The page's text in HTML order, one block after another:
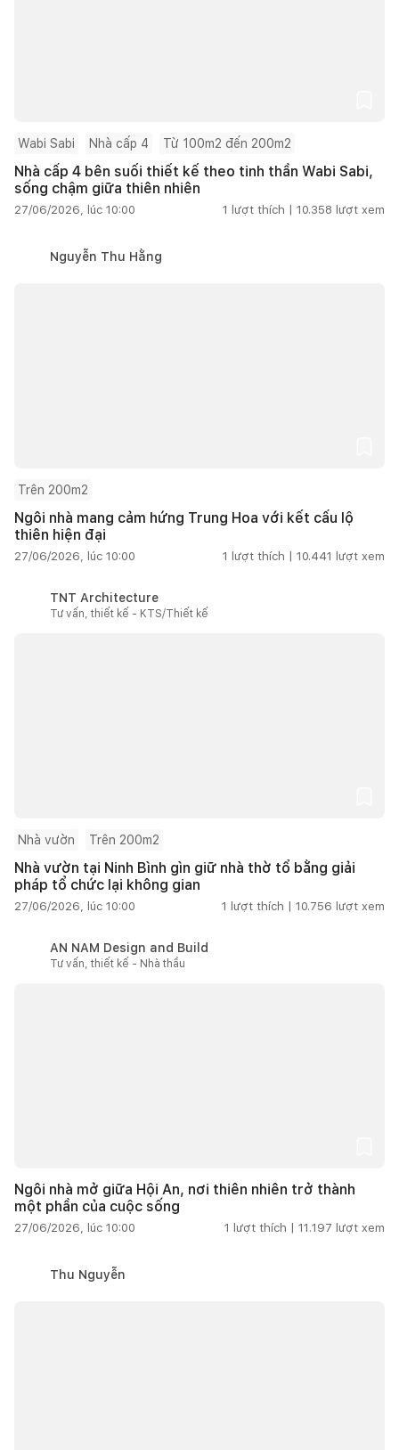
Wabi Sabi Nhà cấp 4 Từ 100m2 đến 200m2
Nhà cấp 4 bên suối thiết kế theo tinh thần Wabi Sabi,
sống chậm giữa thiên nhiên
27/06/2026, lúc 10:00 1 lượt thích | 10.358 lượt xem
Nguyễn Thu Hằng
Trên 200m2
Ngôi nhà mang cảm hứng Trung Hoa với kết cấu lộ
thiên hiện đại
27/06/2026, lúc 10:00 1 lượt thích | 10.441 lượt xem
TNT Architecture
Tư vấn, thiết kế - KTS/Thiết kế
Nhà vườn Trên 200m2
Nhà vườn tại Ninh Bình gìn giữ nhà thờ tổ bằng giải
pháp tổ chức lại không gian
27/06/2026, lúc 10:00 1 lượt thích | 10.756 lượt xem
AN NAM Design and Build
Tư vấn, thiết kế - Nhà thầu
Ngôi nhà mở giữa Hội An, nơi thiên nhiên trở thành
một phần của cuộc sống
27/06/2026, lúc 10:00 1 lượt thích | 11.197 lượt xem
Thu Nguyễn